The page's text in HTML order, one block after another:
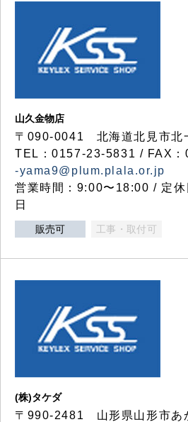
山久金物店
〒090-0041 北海道北見市北
TEL：0157-23-5831 / FAX
-yama9@plum.plala.or.jp
営業時間：9:00〜18:00 / 定休
日
販売可 工事・取付可
(株)タケダ
〒990-2481 山形県山形市あ